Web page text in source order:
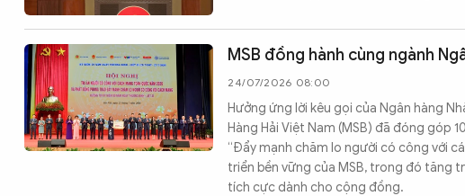
ĐA PHƯƠNG TIỆN
eMagazine
Podcast
MSB đồng hành cùng ngành
24/07/2026 08:00
Hưởng ứng lời kêu gọi của Ngân hàng
Hàng Hải Việt Nam (MSB) đã đóng
“Đẩy mạnh chăm lo người có công với
triển bền vững của MSB, trong đó tăng
tích cực dành cho cộng đồng.